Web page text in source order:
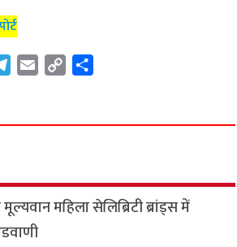
e
a
m
i
y
n
k
r
महिला सेलिब्रिटी ब्रांड्स में